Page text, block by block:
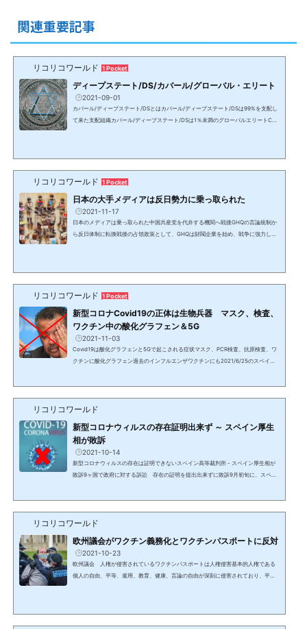
して動いている米軍特殊部隊を中心とする32か国のアラ...
関連重要記事
リコリコワールド 1 Pocket
ディープステート/DS/カバール/グローバル・エリート
2021-09-01
カバール/ディープステート/DSとはカバール/ディープステート/DSは99%を支配し
て来た支配組織カバール/ディープステート/DSは1％未満のグローバルエリートCab
い貴族と名前を変え、人類史上のありとあらゆる歴史的事件、...
リコリコワールド 1 Pocket
日本の大手メディアは反日勢力に乗っ取られた
2021-11-17
日本のメディアは乗っ取られた中国共産党を代弁する機関へ戦後GHQの言論統制か
ら反日体制に転換戦後の占領政策として、GHQは財閥企業を始め、戦争に強力した
局や新聞社ではなくなった日韓併合以前は朝鮮半島は中国の...
リコリコワールド 1 Pocket
新型コロナCovid19の正体は生物兵器 マスク、検査、
ワクチン中の酸化グラフェン＆5G
2021-11-03
Covid19は酸化グラフェンと5Gで起こされる症状マスク、PCR検査、抗原検査、ワ
クチンに酸化グラフェン過去のインフルエンザワクチンにも2021/6/25のスペイン
棒 新型コロナワクチンに相当量のナノ粒子（アストラゼネカ、ファイザー、モデル
リコリコワールド
新型コロナウィルスの存在証明出来ず ～ スペイン厚生
相が敗訴
2021-10-14
新型コロナウィルスの存在は証明できないスペイン高等裁判所 - スペイン厚生相が
敗訴9ヶ国で政府に対する訴訟 存在の証明を提出出来ずに敗訴9月初旬に、スペイ
ないことが正式に明らかになった。新型コロナウィルスは特許登録されている人工
リコリコワールド
欧州議会がワクチン義務化とワクチンパスポートに反対
2021-10-23
欧州議会 人権が侵害されているワクチンパスポートは人権侵害基本的人権である
個人の自由、平等、雇用、教育、健康、言論の自由が深刻に侵害されており、平和